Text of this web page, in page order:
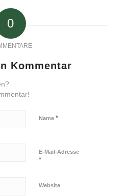
0
Kommentar
Name *
E-Mail-Adresse
*
Website